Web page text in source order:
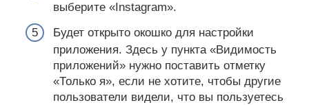
выберите «Instagram».
Будет открыто окошко для настройки
приложения. Здесь у пункта «Видимость
приложений» нужно поставить отметку
«Только я», если не хотите, чтобы другие
пользователи видели, что вы пользуетесь